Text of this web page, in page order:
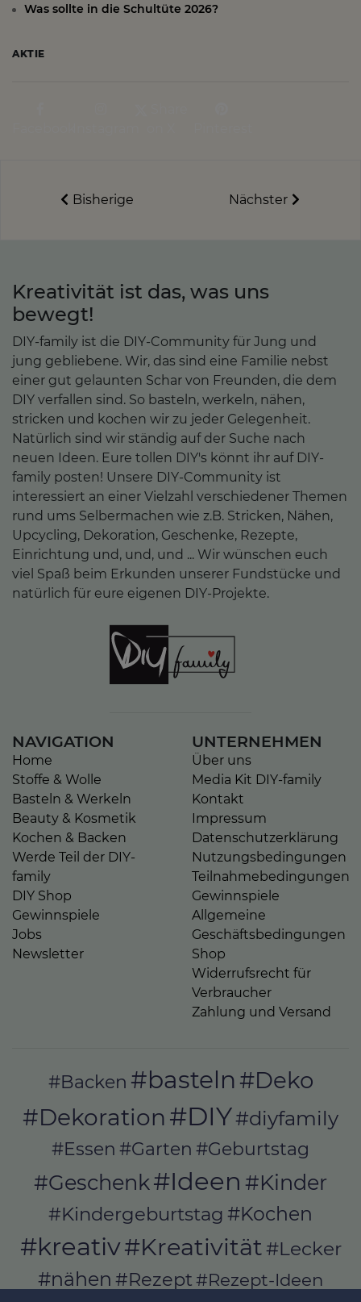
Was sollte in die Schultüte 2026?
AKTIE
Bisherige Nächster
Kreativität ist das, was uns
bewegt!
DIY-family ist die DIY-Community für Jung und
jung gebliebene. Wir, das sind eine Familie nebst
einer gut gelaunten Schar von Freunden, die dem
DIY verfallen sind. So basteln, werkeln, nähen,
stricken und kochen wir zu jeder Gelegenheit.
Natürlich sind wir ständig auf der Suche nach
neuen Ideen. Eure tollen DIY's könnt ihr auf DIY-
family posten! Unsere DIY-Community ist
interessiert an einer Vielzahl verschiedener Themen
rund ums Selbermachen wie z.B. Stricken, Nähen,
Upcycling, Dekoration, Geschenke, Rezepte,
Einrichtung und, und, und ... Wir wünschen euch
viel Spaß beim Erkunden unserer Fundstücke und
natürlich für eure eigenen DIY-Projekte.
NAVIGATION
Home
Stoffe & Wolle
Basteln & Werkeln
Beauty & Kosmetik
Kochen & Backen
Werde Teil der DIY-
family
DIY Shop
Gewinnspiele
Jobs
Newsletter
UNTERNEHMEN
Über uns
Media Kit DIY-family
Kontakt
Impressum
Datenschutzerklärung
Nutzungsbedingungen
Teilnahmebedingungen
Gewinnspiele
Allgemeine
Geschäftsbedingungen
Shop
Widerrufsrecht für
Verbraucher
Zahlung und Versand
#Backen #basteln #Deko
#Dekoration #DIY#diyfamily
#Essen #Garten #Geburtstag
#Geschenk#Ideen #Kinder
#Kindergeburtstag #Kochen
#kreativ#Kreativität#Lecker
#nähen #Rezept#Rezept-Ideen